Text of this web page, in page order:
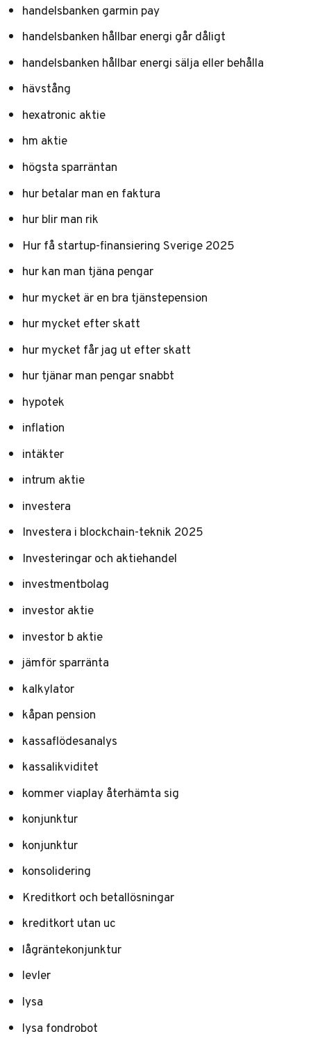
handelsbanken garmin pay
handelsbanken hållbar energi går dåligt
handelsbanken hållbar energi sälja eller behålla
hävstång
hexatronic aktie
hm aktie
högsta sparräntan
hur betalar man en faktura
hur blir man rik
Hur få startup-finansiering Sverige 2025
hur kan man tjäna pengar
hur mycket är en bra tjänstepension
hur mycket efter skatt
hur mycket får jag ut efter skatt
hur tjänar man pengar snabbt
hypotek
inflation
intäkter
intrum aktie
investera
Investera i blockchain-teknik 2025
Investeringar och aktiehandel
investmentbolag
investor aktie
investor b aktie
jämför sparränta
kalkylator
kåpan pension
kassaflödesanalys
kassalikviditet
kommer viaplay återhämta sig
konjunktur
konjunktur
konsolidering
Kreditkort och betallösningar
kreditkort utan uc
lågräntekonjunktur
levler
lysa
lysa fondrobot